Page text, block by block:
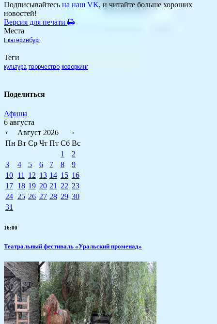
Подписывайтесь на наш VK, и читайте больше хороших
новостей!
Версия для печати
Места
Екатеринбург
Теги
культура творчество коворкинг
Поделиться
Афиша
6 августа
‹
Август 2026
›
Пн Вт Ср Чт Пт Сб Вс
1
2
3
4 5 6 7 8
9
10 11 12 13 14 15 16
17 18 19 20 21 22 23
24 25 26 27 28 29 30
31
16:00
Театральный фестиваль «Уральский променад»